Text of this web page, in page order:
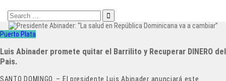
Search
for:
Puerto Plata
Luis Abinader promete quitar el Barrilito y Recuperar DINERO del
Pais.
SANTO DOMINGO. – El presidente Luis Abinader anunciará este